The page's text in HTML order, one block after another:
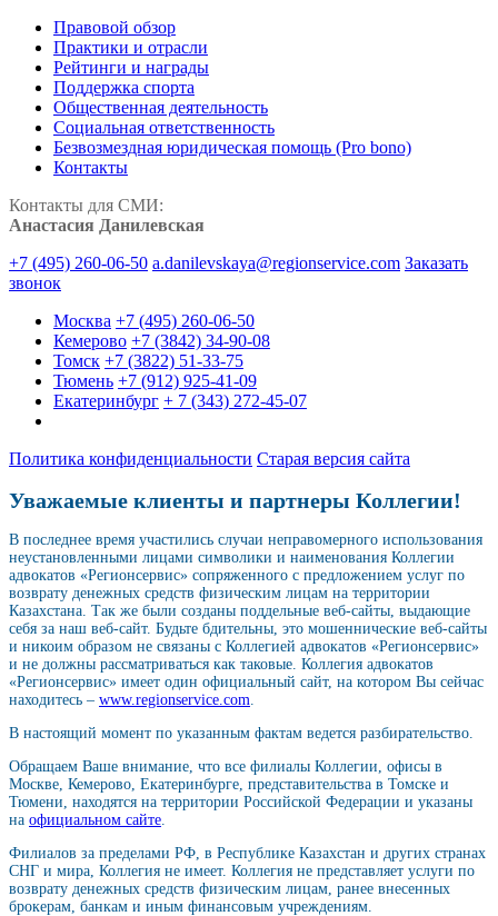
Правовой обзор
Практики и отрасли
Рейтинги и награды
Поддержка спорта
Общественная деятельность
Социальная ответственность
Безвозмездная юридическая помощь (Pro bono)
Контакты
Контакты для СМИ:
Анастасия Данилевская
+7 (495) 260-06-50 a.danilevskaya@regionservice.com Заказать
звонок
Москва +7 (495) 260-06-50
Кемерово +7 (3842) 34-90-08
Томск +7 (3822) 51-33-75
Тюмень +7 (912) 925-41-09
Екатеринбург + 7 (343) 272-45-07
Политика конфиденциальности Старая версия сайта
Уважаемые клиенты и партнеры Коллегии!
В последнее время участились случаи неправомерного использования
неустановленными лицами символики и наименования Коллегии
адвокатов «Регионсервис» сопряженного с предложением услуг по
возврату денежных средств физическим лицам на территории
Казахстана. Так же были созданы поддельные веб-сайты, выдающие
себя за наш веб-сайт. Будьте бдительны, это мошеннические веб-сайты
и никоим образом не связаны с Коллегией адвокатов «Регионсервис»
и не должны рассматриваться как таковые. Коллегия адвокатов
«Регионсервис» имеет один официальный сайт, на котором Вы сейчас
находитесь – www.regionservice.com
В настоящий момент по указанным фактам ведется разбирательство.
Обращаем Ваше внимание, что все филиалы Коллегии, офисы в
Москве, Кемерово, Екатеринбурге, представительства в Томске и
Тюмени, находятся на территории Российской Федерации и указаны
на официальном сайте
Филиалов за пределами РФ, в Республике Казахстан и других странах
СНГ и мира, Коллегия не имеет. Коллегия не представляет услуги по
возврату денежных средств физическим лицам, ранее внесенных
брокерам, банкам и иным финансовым учреждениям.